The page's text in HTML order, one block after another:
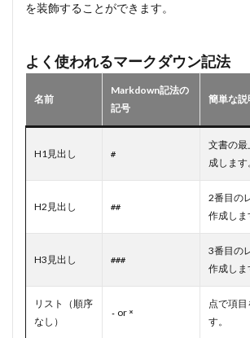
記法
ChatGPT
の回答を
ウン記法
るプロン
的な
使い
2.2
指定して
ChatGPT
の回答を
コピペす
を装飾することができます。
よく使われるマークダウン記法
名前
Markdown記法の
記号
簡単な説
H1見出し #
文書の
成します
H2見出し ##
2番目の
作成しま
H3見出し ###
3番目の
作成しま
リスト（順序
なし）
- or *
点で項目
す。